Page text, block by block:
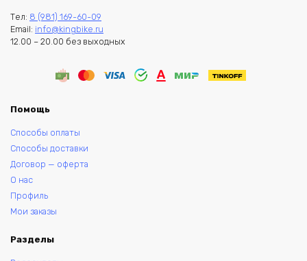
Тел: 8 (981) 169-60-09
Email: info@kingbike.ru
12.00 – 20.00 без выходных
Помощь
Способы оплаты
Способы доставки
Договор — оферта
О нас
Профиль
Мои заказы
Разделы